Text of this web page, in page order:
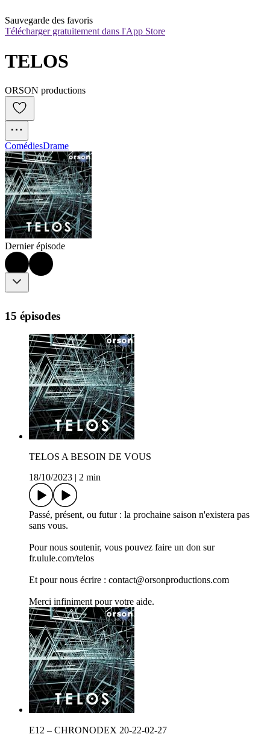
Sauvegarde des favoris
Télécharger gratuitement dans l'App Store
TELOS
ORSON productions
ComédiesDrame
Dernier épisode
15 épisodes
TELOS A BESOIN DE VOUS
18/10/2023
2 min
Passé, présent, ou futur : la prochaine saison n'existera pas
sans vous.
Pour nous soutenir, vous pouvez faire un don sur
fr.ulule.com/telos
Et pour nous écrire : contact@orsonproductions.com
Merci infiniment pour votre aide.
E12 – CHRONODEX 20-22-02-27